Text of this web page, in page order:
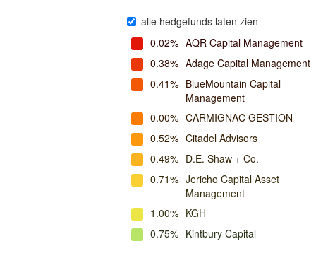
alle hedgefunds laten zien
0.02% AQR Capital Management
0.38% Adage Capital Management
0.41% BlueMountain Capital
Management
0.00% CARMIGNAC GESTION
0.52% Citadel Advisors
0.49% D.E. Shaw + Co.
0.71% Jericho Capital Asset
Management
1.00% KGH
0.75% Kintbury Capital